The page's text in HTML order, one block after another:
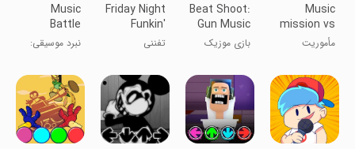
Music
mission vs
imposter
مأموریت
مقابل فریبکار
V4
Beat Shoot:
Gun Music
Game
بازی موزیک
ضربات
Friday Night
Funkin'
تفننی
Music
Battle
Notes Fight
نبرد موسیقی: